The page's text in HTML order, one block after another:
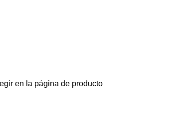
en la página de producto